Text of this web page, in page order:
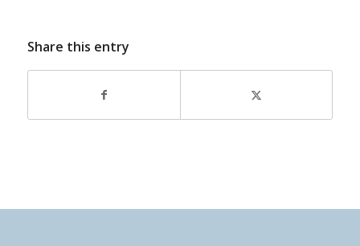
Share this entry